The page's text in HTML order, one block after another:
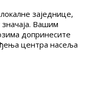
заједнице,
значаја. Вашим
допринесите
центра насеља